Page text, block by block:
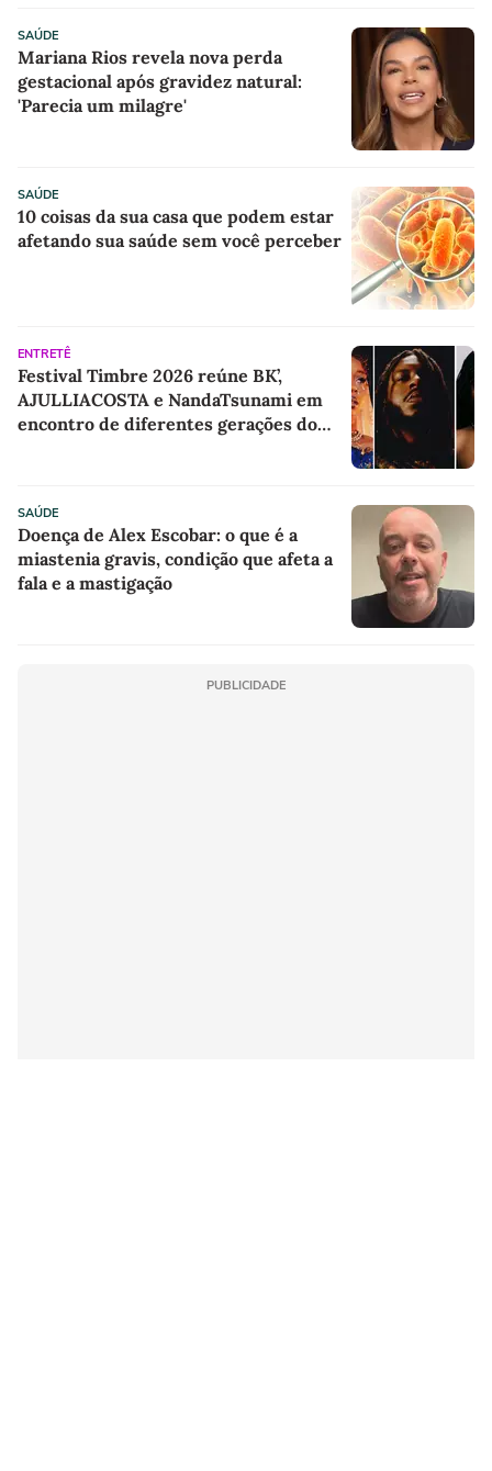
SAÚDE
Mariana Rios revela nova perda
gestacional após gravidez natural:
'Parecia um milagre'
SAÚDE
10 coisas da sua casa que podem estar
afetando sua saúde sem você perceber
ENTRETÊ
Festival Timbre 2026 reúne BK’,
AJULLIACOSTA e NandaTsunami em
encontro de diferentes gerações do
SAÚDE
Doença de Alex Escobar: o que é a
miastenia gravis, condição que afeta a
fala e a mastigação
PUBLICIDADE